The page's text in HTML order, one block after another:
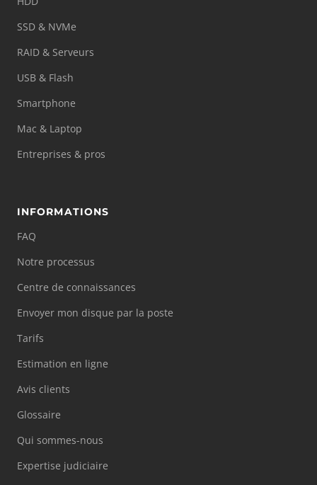
SSD & NVMe
RAID & Serveurs
USB & Flash
Smartphone
Mac & Laptop
Entreprises & pros
INFORMATIONS
FAQ
Notre processus
Centre de connaissances
Envoyer mon disque par la poste
Tarifs
Estimation en ligne
Avis clients
Glossaire
Qui sommes-nous
Expertise judiciaire